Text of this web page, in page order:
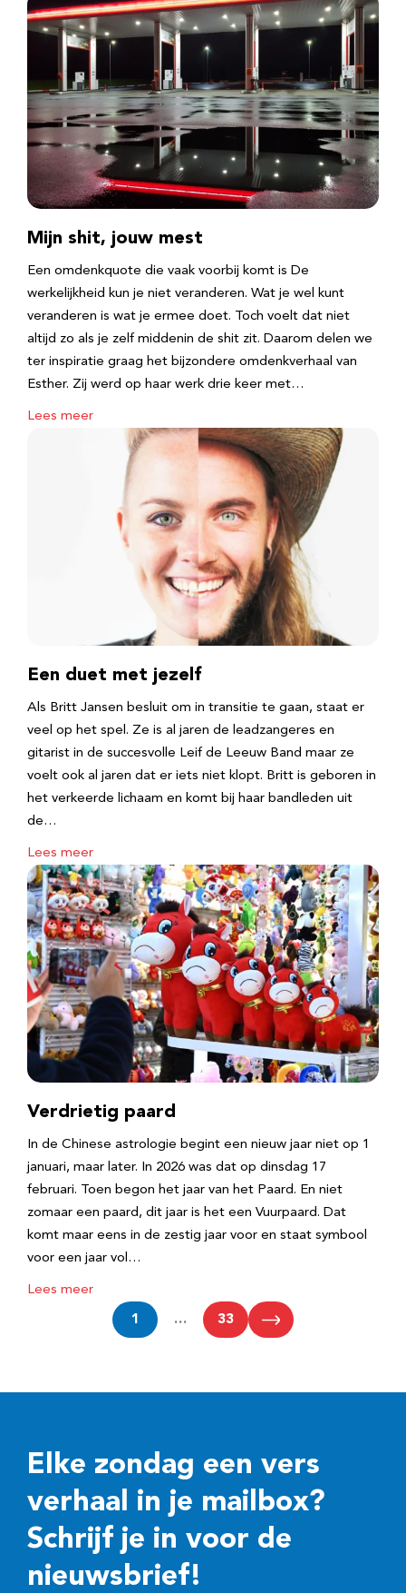
Mijn shit, jouw mest
Een omdenkquote die vaak voorbij komt is De
werkelijkheid kun je niet veranderen. Wat je wel kunt
veranderen is wat je ermee doet. Toch voelt dat niet
altijd zo als je zelf middenin de shit zit. Daarom delen we
ter inspiratie graag het bijzondere omdenkverhaal van
Esther. Zij werd op haar werk drie keer met…
Lees meer
Een duet met jezelf
Als Britt Jansen besluit om in transitie te gaan, staat er
veel op het spel. Ze is al jaren de leadzangeres en
gitarist in de succesvolle Leif de Leeuw Band maar ze
voelt ook al jaren dat er iets niet klopt. Britt is geboren in
het verkeerde lichaam en komt bij haar bandleden uit
de…
Lees meer
Verdrietig paard
In de Chinese astrologie begint een nieuw jaar niet op 1
januari, maar later. In 2026 was dat op dinsdag 17
februari. Toen begon het jaar van het Paard. En niet
zomaar een paard, dit jaar is het een Vuurpaard. Dat
komt maar eens in de zestig jaar voor en staat symbool
voor een jaar vol…
Lees meer
1 … 33
Elke zondag een vers
verhaal in je mailbox?
Schrijf je in voor de
nieuwsbrief!